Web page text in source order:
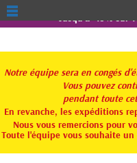
Jusqu'à -15% sur
Notre équipe sera en congés
Vous pouvez
pendant toute
En revanche, les expéditions
Nous vous remercions pour
Toute l'équipe vous souhaite